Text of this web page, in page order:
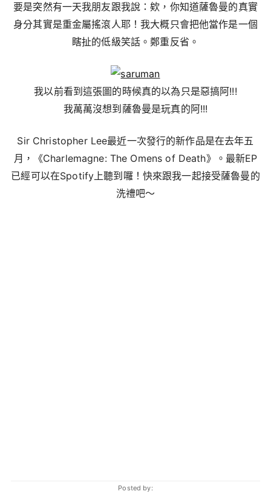
要是突然有一天我朋友跟我說：欸，你知道薩魯曼的真實
身分其實是重金屬搖滾人耶！我大概只會把他當作是一個
瞎扯的低級笑話。鄭重反省。
我以前看到這張圖的時候真的以為只是惡搞阿!!!
我萬萬沒想到薩魯曼是玩真的阿!!!
Sir Christopher Lee最近一次發行的新作品是在去年五
月，《Charlemagne: The Omens of Death》。最新EP
已經可以在Spotify上聽到囉！快來跟我一起接受薩魯曼的
洗禮吧～
Posted by: